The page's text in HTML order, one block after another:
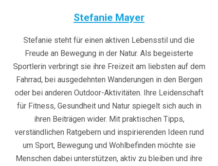
Stefanie Mayer
Stefanie steht für einen aktiven Lebensstil und die
Freude an Bewegung in der Natur. Als begeisterte
Sportlerin verbringt sie ihre Freizeit am liebsten auf dem
Fahrrad, bei ausgedehnten Wanderungen in den Bergen
oder bei anderen Outdoor-Aktivitäten. Ihre Leidenschaft
für Fitness, Gesundheit und Natur spiegelt sich auch in
ihren Beiträgen wider. Mit praktischen Tipps,
verständlichen Ratgebern und inspirierenden Ideen rund
um Sport, Bewegung und Wohlbefinden möchte sie
Menschen dabei unterstützen, aktiv zu bleiben und ihre